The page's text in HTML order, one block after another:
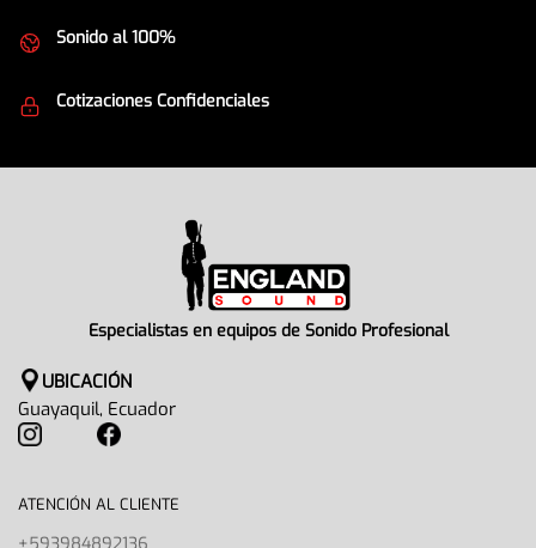
Sonido al 100%
Cotizaciones Confidenciales
Especialistas en equipos de Sonido Profesional
UBICACIÓN
Guayaquil, Ecuador
ATENCIÓN AL CLIENTE